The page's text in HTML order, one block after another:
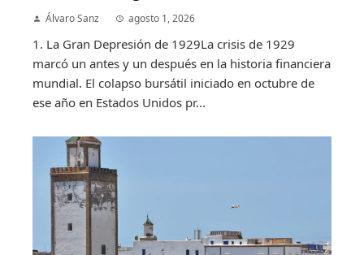
Álvaro Sanz agosto 1, 2026
1. La Gran Depresión de 1929La crisis de 1929
marcó un antes y un después en la historia financiera
mundial. El colapso bursátil iniciado en octubre de
ese año en Estados Unidos pr...